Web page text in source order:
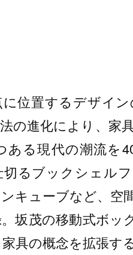
位置するデザイ
の進化により、家
ある現代の潮流を
るブックシェル
キューブなど、空
坂茂の移動式ボ
具の概念を拡張す